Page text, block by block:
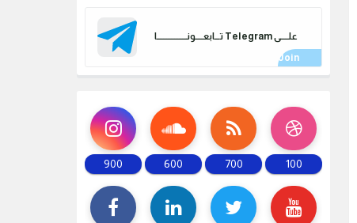
علـــــى Telegram تـــابعـــــونـــــــــــــــــــا
100
700
600
900